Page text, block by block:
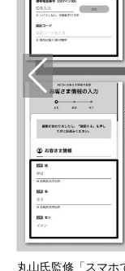
丸山氏監修「スマホ